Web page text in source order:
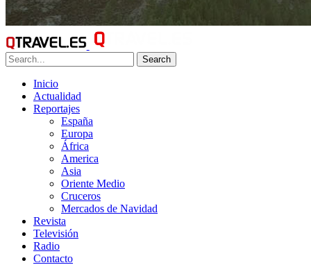
Search
Inicio
Actualidad
Reportajes
España
Europa
África
America
Asia
Oriente Medio
Cruceros
Mercados de Navidad
Revista
Televisión
Radio
Contacto